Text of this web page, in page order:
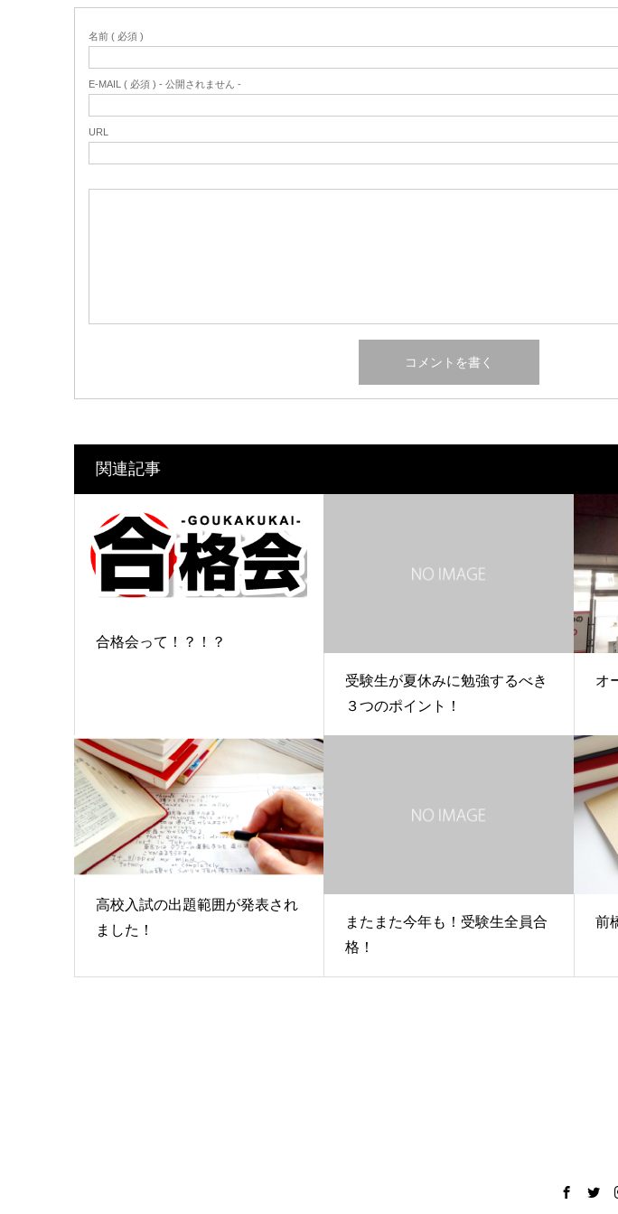
名前 ( 必須 )
E-MAIL ( 必須 ) - 公開されません -
URL
関連記事
合格会って！？！？
受験生が夏休みに勉強するべき
３つのポイント！
オ
高校入試の出題範囲が発表され
ました！
またまた今年も！受験生全員合
格！
前